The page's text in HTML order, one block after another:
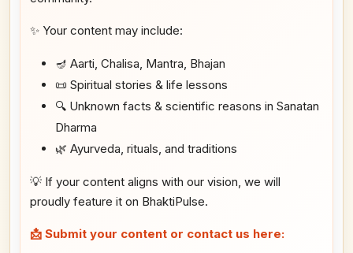
✨ Your content may include:
🪔 Aarti, Chalisa, Mantra, Bhajan
📜 Spiritual stories & life lessons
🔍 Unknown facts & scientific reasons in Sanatan
Dharma
🌿 Ayurveda, rituals, and traditions
💡 If your content aligns with our vision, we will
proudly feature it on BhaktiPulse.
📩 Submit your content or contact us here: